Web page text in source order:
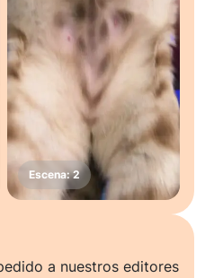
a nuestros editores